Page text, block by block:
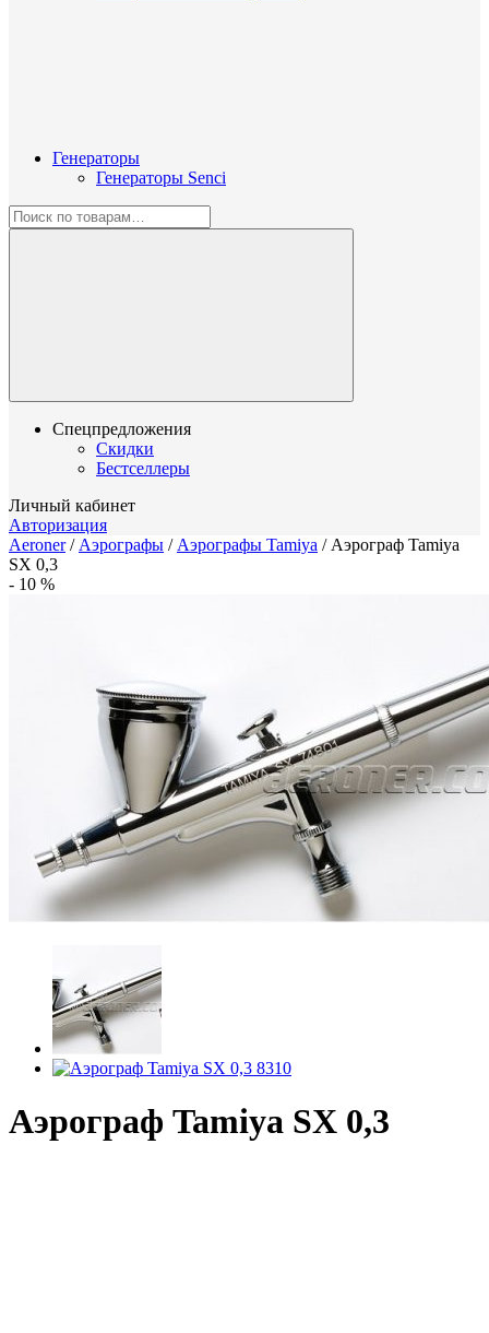
Генераторы
Генераторы Senci
Спецпредложения
Скидки
Бестселлеры
Личный кабинет
Авторизация
Aeroner/ Аэрографы / Аэрографы Tamiya / Аэрограф Tamiya
SX 0,3
- 10 %
Аэрограф Tamiya SX 0,3